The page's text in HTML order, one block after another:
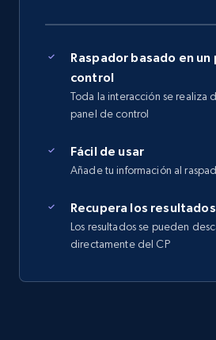
Raspador basado en un
control
Toda la interacción se realiza
panel de control
Fácil de usar
Añade tu información al
Recupera los resultados
Los resultados se pueden
directamente del CP